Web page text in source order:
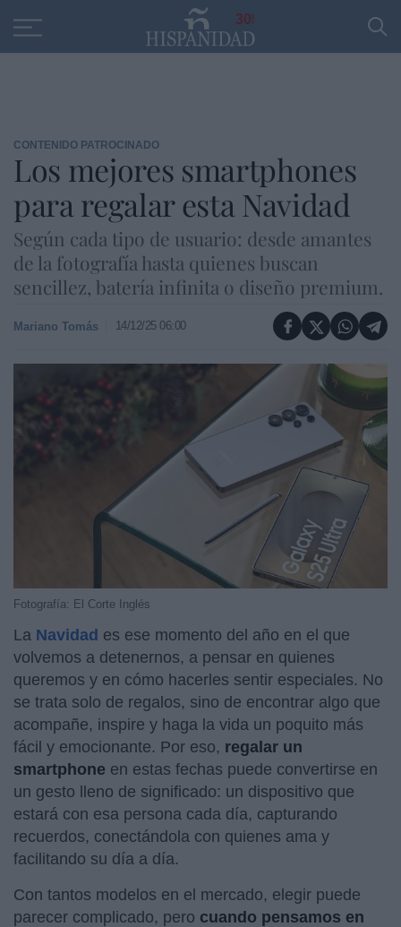
30
CONTENIDO PATROCINADO
Los mejores smartphones
para regalar esta Navidad
Según cada tipo de usuario: desde amantes
de la fotografía hasta quienes buscan
sencillez, batería infinita o diseño premium.
Mariano Tomás 14/12/25 06:00
Fotografía: El Corte Inglés
La Navidad es ese momento del año en el que
volvemos a detenernos, a pensar en quienes
queremos y en cómo hacerles sentir especiales. No
se trata solo de regalos, sino de encontrar algo que
acompañe, inspire y haga la vida un poquito más
fácil y emocionante. Por eso, regalar un
smartphone en estas fechas puede convertirse en
un gesto lleno de significado: un dispositivo que
estará con esa persona cada día, capturando
recuerdos, conectándola con quienes ama y
facilitando su día a día.
Con tantos modelos en el mercado, elegir puede
parecer complicado, pero cuando pensamos en